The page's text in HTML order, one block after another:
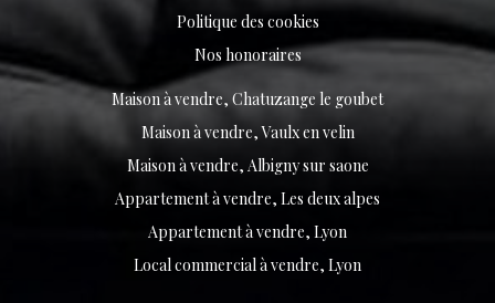
Politique des cookies
Nos honoraires
Maison à vendre, Chatuzange le goubet
Maison à vendre, Vaulx en velin
Maison à vendre, Albigny sur saone
Appartement à vendre, Les deux alpes
Appartement à vendre, Lyon
Local commercial à vendre, Lyon